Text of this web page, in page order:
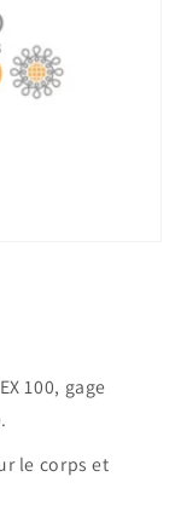
100, gage
le corps et